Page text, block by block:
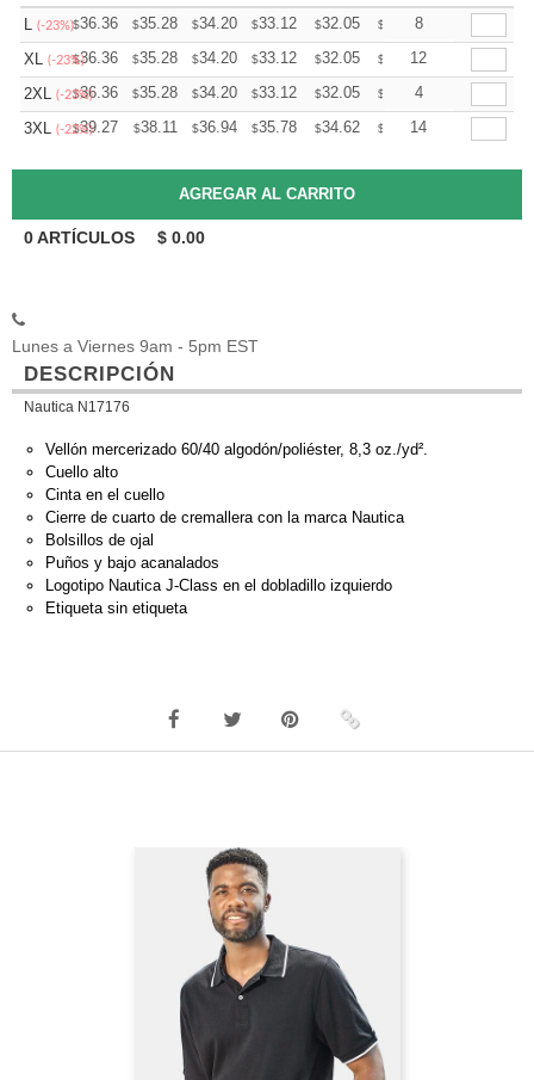
L (-23%)$36.36 $35.28 $34.20 $33.12 $32.05 $ 31.51
8
XL (-23%)
$36.36 $35.28 $34.20 $33.12 $32.05 $ 31.51
12
2XL (-23%)
$36.36 $35.28 $34.20 $33.12 $32.05 $ 31.51
4
3XL (-22%)
$39.27 $38.11 $36.94 $35.78 $34.62 $ 34.04
14
0ARTÍCULOS $ 0.00
Lunes a Viernes 9am - 5pm EST
DESCRIPCIÓN
Nautica N17176
Vellón mercerizado 60/40 algodón/poliéster, 8,3 oz./yd².
Cuello alto
Cinta en el cuello
Cierre de cuarto de cremallera con la marca Nautica
Bolsillos de ojal
Puños y bajo acanalados
Logotipo Nautica J-Class en el dobladillo izquierdo
Etiqueta sin etiqueta